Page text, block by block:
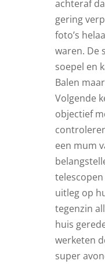
achteraf
gering
foto’s
waren. De
soepel en
Balen
Volgende
objectief
een mum
uitleg op
tegenzin
huis
werketen
super